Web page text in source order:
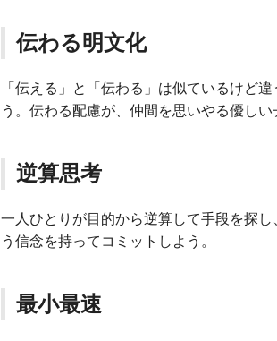
伝わる明文化
「伝える」と「伝わる」は似ているけど
う。伝わる配慮が、仲間を思いやる優しい
逆算思考
一人ひとりが目的から逆算して手段を探
う信念を持ってコミットしよう。
最小最速